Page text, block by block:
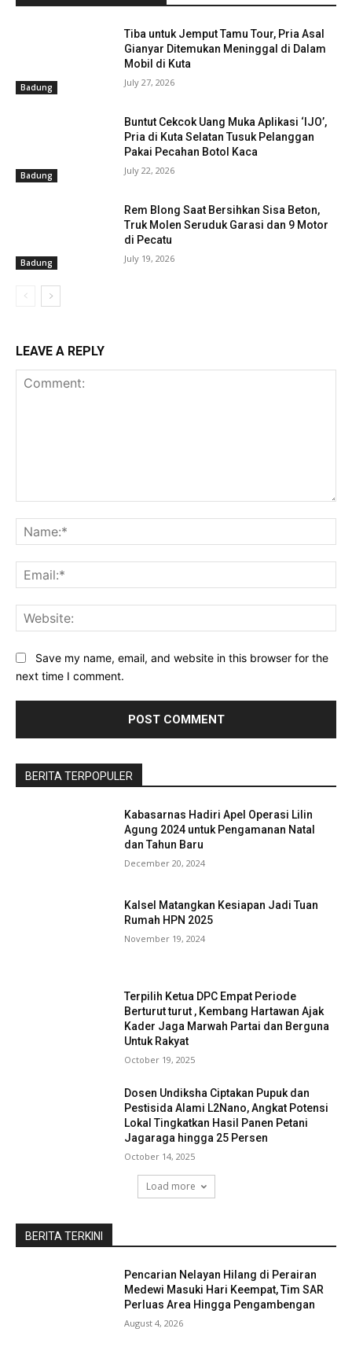
Baca Juga :
Bule Belanda Meninggal di Kerobokan, Polisi
Buru Dua Orang Berjaket Ojol
Badung
Tiba untuk Jemput Tamu Tour, Pria Asal
Gianyar Ditemukan Meninggal di Dalam
Mobil di Kuta
July 27, 2026
Badung
Buntut Cekcok Uang Muka Aplikasi ‘IJO’,
Pria di Kuta Selatan Tusuk Pelanggan
Pakai Pecahan Botol Kaca
July 22, 2026
Badung
Rem Blong Saat Bersihkan Sisa Beton,
Truk Molen Seruduk Garasi dan 9 Motor
di Pecatu
July 19, 2026
LEAVE A REPLY
Save my name, email, and website in this browser for the
next time I comment.
BERITA TERPOPULER
Kabasarnas Hadiri Apel Operasi Lilin
Agung 2024 untuk Pengamanan Natal
dan Tahun Baru
December 20, 2024
Kalsel Matangkan Kesiapan Jadi Tuan
Rumah HPN 2025
November 19, 2024
Terpilih Ketua DPC Empat Periode
Berturut turut , Kembang Hartawan Ajak
Kader Jaga Marwah Partai dan Berguna
Untuk Rakyat
October 19, 2025
Dosen Undiksha Ciptakan Pupuk dan
Pestisida Alami L2Nano, Angkat Potensi
Lokal Tingkatkan Hasil Panen Petani
Jagaraga hingga 25 Persen
October 14, 2025
Load more
BERITA TERKINI
Pencarian Nelayan Hilang di Perairan
Medewi Masuki Hari Keempat, Tim SAR
Perluas Area Hingga Pengambengan
August 4, 2026